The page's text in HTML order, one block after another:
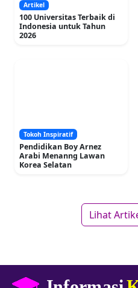
Artikel
100 Universitas Terbaik di
Indonesia untuk Tahun
2026
Tokoh Inspiratif
Pendidikan Boy Arnez
Arabi Menanng Lawan
Korea Selatan
Lihat